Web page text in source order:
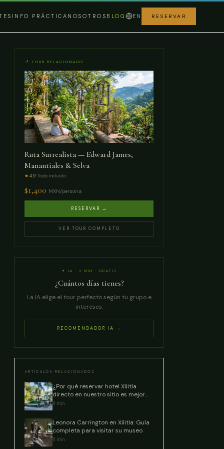
INFO PRÁCTICA NOSOTROS BLOG EN RESERVAR
📍 TOUR RELACIONADO
Ruta Surrealista — Edward James,
Manantiales & Selva
★ 4.9· Todo incluido
$1,400 MXN/persona
RESERVAR →
VER TOUR COMPLETO
✦ IA · 2 MIN · GRATIS
¿Cuántos días tienes?
La IA elige el tour perfecto según tu grupo e
intereses.
RECOMENDADOR IA →
ARTÍCULOS RELACIONADOS
¿Por qué reservar hotel Xilitla
directo en nuestro sitio es mejor
que las OTAs?
11 min
Leonora Carrington en Xilitla: Guía
completa para visitar su museo
11 min